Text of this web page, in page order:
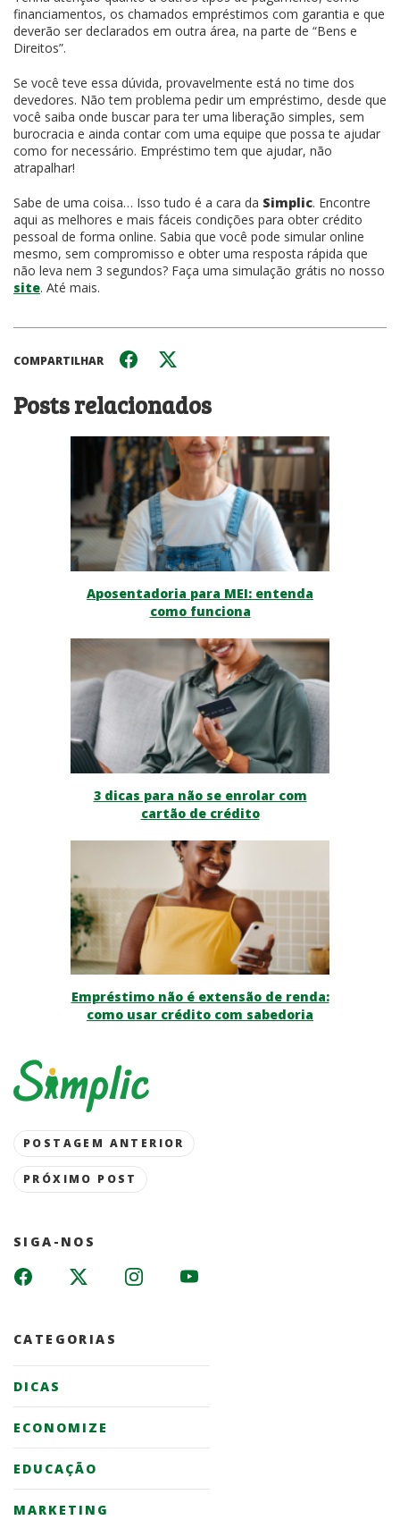
financiamentos, os chamados empréstimos com garantia e que
deverão ser declarados em outra área, na parte de “Bens e
Direitos”.
Se você teve essa dúvida, provavelmente está no time dos
devedores. Não tem problema pedir um empréstimo, desde que
você saiba onde buscar para ter uma liberação simples, sem
burocracia e ainda contar com uma equipe que possa te ajudar
como for necessário. Empréstimo tem que ajudar, não
atrapalhar!
Sabe de uma coisa… Isso tudo é a cara da Simplic. Encontre
aqui as melhores e mais fáceis condições para obter crédito
pessoal de forma online. Sabia que você pode simular online
mesmo, sem compromisso e obter uma resposta rápida que
não leva nem 3 segundos? Faça uma simulação grátis no nosso
site. Até mais.
COMPARTILHAR
Posts relacionados
Aposentadoria para MEI: entenda
como funciona
3 dicas para não se enrolar com
cartão de crédito
Empréstimo não é extensão de renda:
como usar crédito com sabedoria
Post
navigation
POSTAGEM ANTERIOR
PRÓXIMO POST
SIGA-NOS
CATEGORIAS
DICAS
ECONOMIZE
EDUCAÇÃO
MARKETING